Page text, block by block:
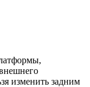
изменить задним